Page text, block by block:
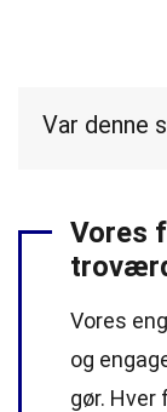
Var denne
Vores
Vores
og
gør. Hver